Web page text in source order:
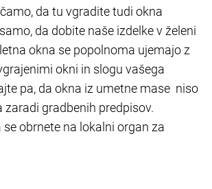
da tu vgradite tudi okna
da dobite naše izdelke v želeni
okna se popolnoma ujemajo z
okni in slogu vašega
pa, da okna iz umetne mase niso
zaradi gradbenih predpisov.
se obrnete na lokalni organ za